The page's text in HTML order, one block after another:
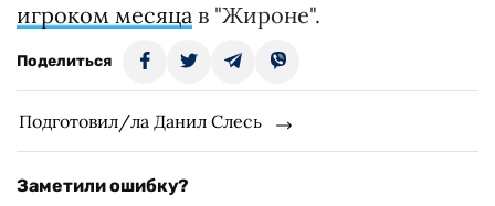
игроком месяца в "Жироне".
Поделиться
Подготовил/ла Данил Слесь
Заметили ошибку?